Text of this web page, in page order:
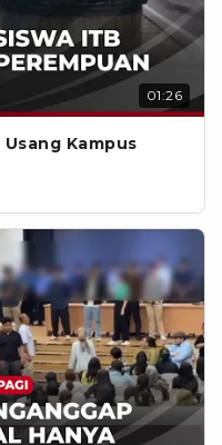
01:26
Kampus